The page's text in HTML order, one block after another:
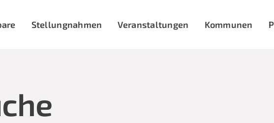
Stellungnahmen Veranstaltungen Kommunen